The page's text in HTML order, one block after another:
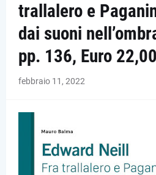
trallalero e
dai suoni
pp. 136, Euro
febbraio 11, 2022